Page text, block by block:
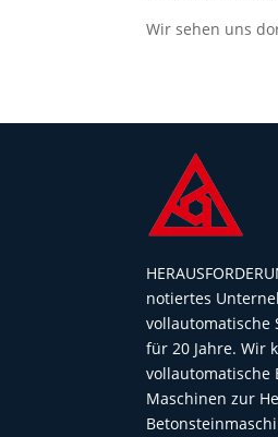
Wir sehen uns
notiertes
vollautomatische
für 20 Jahre. Wir
vollautomatische
Maschinen zur